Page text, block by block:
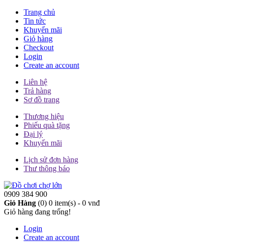
Trang chủ
Tin tức
Khuyến mãi
Giỏ hàng
Checkout
Login
Create an account
Liên hệ
Trả hàng
Sơ đồ trang
Thương hiệu
Phiếu quà tặng
Đại lý
Khuyến mãi
Lịch sử đơn hàng
Thư thông báo
0909 384 900
Giỏ Hàng (0) 0 item(s) - 0 vnđ
Giỏ hàng đang trống!
Login
Create an account